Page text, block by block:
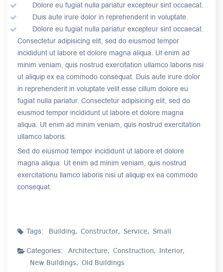
Dolore eu fugiat nulla pariatur excepteur sint occaecat.
Duis aute irure dolor in reprehenderit in voluptate.
Dolore eu fugiat nulla pariatur excepteur sint occaecat.
Consectetur adipisicing elit, sed do eiusmod tempor
incididunt ut labore et dolore magna aliqua. Ut enim ad
minim veniam, quis nostrud exercitation ullamco laboris nisi
ut aliquip ex ea commodo consequat. Duis aute irure dolor
in reprehenderit in voluptate velit esse cillum dolore eu
fugiat nulla pariatur. Consectetur adipisicing elit, sed do
eiusmod tempor incididunt ut labore et dolore magna
aliqua. Ut enim ad minim veniam, quis nostrud exercitation
ullamco laboris.
Sed do eiusmod tempor incididunt ut labore et dolore
magna aliqua. Ut enim ad minim veniam, quis nostrud
exercitationu llamco laboris nisi ut aliquip ex ea commodo
consequat.
Tags: Building, Constructor, Service, Small
Categories: Architecture, Construction,
Interior,
New Buildings, Old Buildings